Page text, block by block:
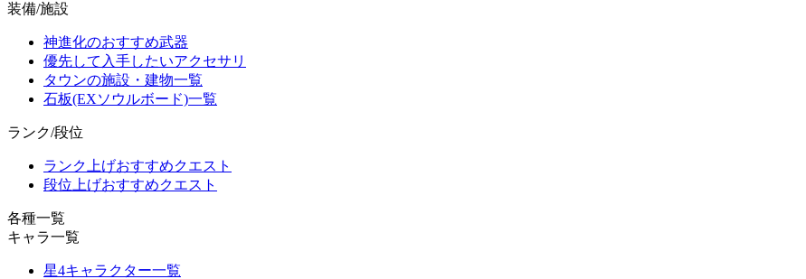
装備/施設
神進化のおすすめ武器
優先して入手したいアクセサリ
タウンの施設・建物一覧
石板(EXソウルボード)一覧
ランク/段位
ランク上げおすすめクエスト
段位上げおすすめクエスト
各種一覧
キャラ一覧
星4キャラクター一覧